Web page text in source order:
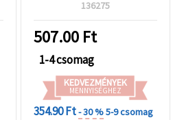
136275
507.00 Ft
1-4 csomag
KEDVEZMÉNYEK
MENNYISÉGHEZ
354.90 Ft- 30 %5-9 csomag